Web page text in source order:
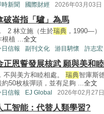
時新聞 國際財經 2026年03月03日
破崙指「驢」為馬
2 林立施（生於瑞典 ，1990—
根植 ... 全文
日信報 副刊文化 游目騁懷 許志宏
正恩誓發展核武 願與美和
不與美方和睦相處。 瑞典智庫斯
約50枚核彈頭，並有足夠 ... 全文
日信報 EJ Global 2026年02月27日
工智能：代替人類學習?